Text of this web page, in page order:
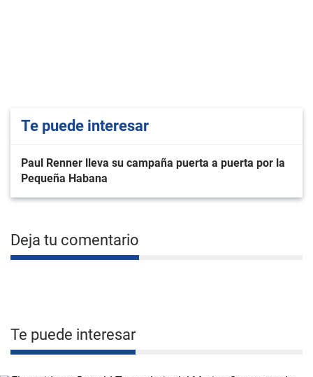
Te puede interesar
Paul Renner lleva su campaña puerta a puerta por la
Pequeña Habana
Deja tu comentario
Te puede interesar